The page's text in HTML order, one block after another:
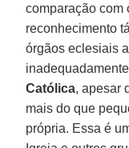
comparação com
reconhecimento
órgãos eclesiais
Católica, apesar
mais do que
própria. Essa é